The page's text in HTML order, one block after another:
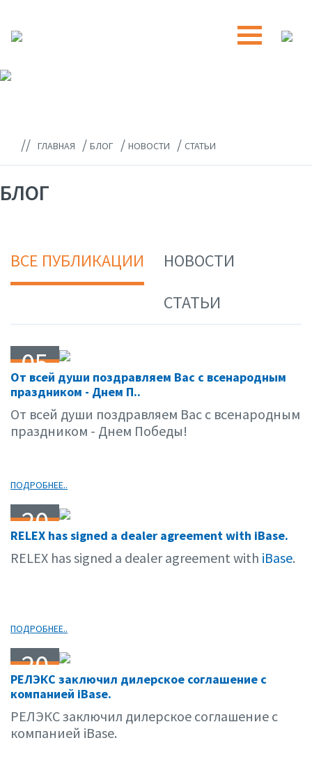
// ГЛАВНАЯ / БЛОГ / НОВОСТИ / СТАТЬИ
БЛОГ
ВСЕ ПУБЛИКАЦИИ
НОВОСТИ
СТАТЬИ
05
05.06
От всей души поздравляем Вас с всенародным
праздником - Днем П..
От всей души поздравляем Вас с всенародным
праздником - Днем Победы!
ПОДРОБНЕЕ..
20
04.06
RELEX has signed a dealer agreement with iBase.
RELEX has signed a dealer agreement with iBase.
ПОДРОБНЕЕ..
20
04.06
РЕЛЭКС заключил дилерское соглашение с
компанией iBase.
РЕЛЭКС заключил дилерское соглашение с
компанией iBase.